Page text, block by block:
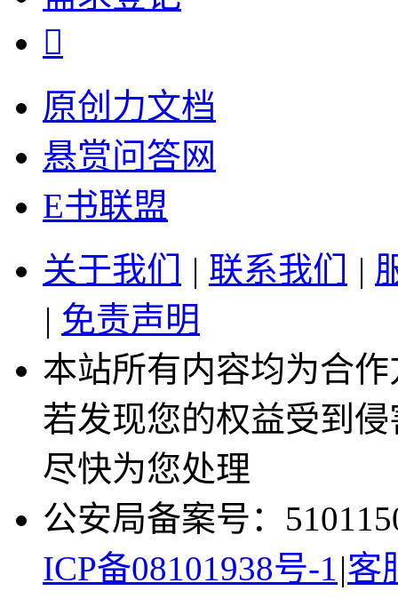

原创力文档
悬赏问答网
E书联盟
关于我们
| 联系我们 |
| 免责声明
本站所有内容均为合
若发现您的权益受到
尽快为您处理
公安局备案号：
ICP备08101938号-1 |客